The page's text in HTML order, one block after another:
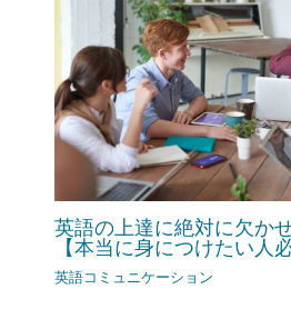
英語の上達に絶対に欠か
【本当に身につけたい人必
英語コミュニケーション